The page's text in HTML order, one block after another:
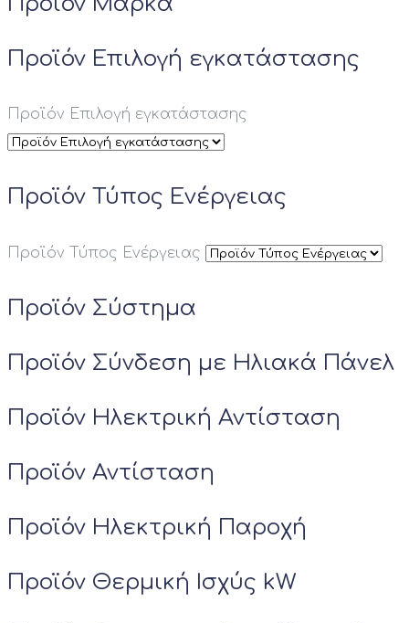
Προϊόν Θερμική Ισχύς kW
Προϊόν Ονομαστική απόδοση Btu
Προϊόν Λειτουργία Ψύξης
Προϊόν Επιλογή εγκατάστασης
Προϊόν Επιλογή εγκατάστασης
Προϊόν Τύπος Ενέργειας
Προϊόν Τύπος Ενέργειας
Προϊόν Σύστημα
Προϊόν Σύνδεση με Ηλιακά Πάνελ
Προϊόν Ηλεκτρική Αντίσταση
Προϊόν Αντίσταση
Προϊόν Ηλεκτρική Παροχή
Προϊόν Θερμική Ισχύς kW